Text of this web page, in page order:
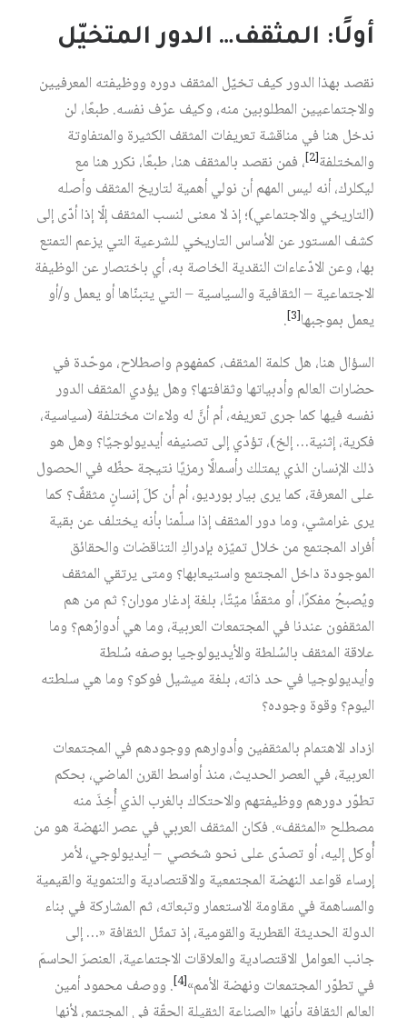
أولًا: المثقف… الدور المتخيّل
نقصد بهذا الدور كيف تخيّل المثقف دوره ووظيفته المعرفيين
والاجتماعيين المطلوبين منه، وكيف عرّف نفسه. طبعًا، لن
ندخل هنا في مناقشة تعريفات المثقف الكثيرة والمتفاوتة
والمختلفة[2] ، فمن نقصد بالمثقف هنا، طبعًا، نكرر هنا مع
ليكلرك، أنه ليس المهم أن نولي أهمية لتاريخ المثقف وأصله
(التاريخي والاجتماعي)؛ إذ لا معنى لنسب المثقف إلّا إذا أدّى إلى
كشف المستور عن الأساس التاريخي للشرعية التي يزعم التمتع
بها، وعن الادّعاءات النقدية الخاصة به، أي باختصار عن الوظيفة
الاجتماعية – الثقافية والسياسية – التي يتبنّاها أو يعمل و/أو
يعمل بموجبها[3]
.
السؤال هنا، هل كلمة المثقف، كمفهوم واصطلاح، موحّدة في
حضارات العالم وأدبياتها وثقافتها؟ وهل يؤدي المثقف الدور
نفسه فيها كما جرى تعريفه، أم أنَّ له ولاءات مختلفة (سياسية،
فكرية، إثنية… إلخ)، تؤدّي إلى تصنيفه أيديولوجيًا؟ وهل هو
ذلك الإنسان الذي يمتلك رأسمالًا رمزيًا نتيجة حظّه في الحصول
على المعرفة، كما يرى بيار بورديو، أم أن كلَ إنسانٍ مثقفٌ؟ كما
يرى غرامشي، وما دور المثقف إذا سلّمنا بأنه يختلف عن بقية
أفراد المجتمع من خلال تميّزه بإدراكِ التناقضات والحقائق
الموجودة داخل المجتمع واستيعابها؟ ومتى يرتقي المثقف
ويُصبحُ مفكرًا، أو مثقفًا ميّتًا، بلغة إدغار موران؟ ثم من هم
المثقفون عندنا في المجتمعات العربية، وما هي أدوارُهم؟ وما
علاقة المثقف بالسُلطة والأيديولوجيا بوصفه سُلطة
وأيديولوجيا في حد ذاته، بلغة ميشيل فوكو؟ وما هي سلطته
اليوم؟ وقوة وجوده؟
‏ازداد الاهتمام بالمثقفين وأدوارهم ووجودهم في المجتمعات
العربية، في العصر الحديث، منذ أواسط القرن الماضي، بحكم
تطوّر دورهم ووظيفتهم والاحتكاك بالغرب الذي أُخِذَ منه
مصطلح «المثقف». فكان المثقف العربي في عصر النهضة هو من
أُوكل إليه، أو تصدّى على نحو شخصي – أيديولوجي، لأمر
إرساء قواعد النهضة المجتمعية والاقتصادية والتنموية والقيمية
والمساهمة في مقاومة الاستعمار وتبعاته، ثم المشاركة في بناء
الدولة الحديثة القطرية والقومية، إذ تمثّل الثقافة «… إلى
جانب العوامل الاقتصادية والعلاقات الاجتماعية، العنصرَ الحاسمَ
في تطوّر المجتمعات ونهضة الأمم»[4] . ووصف محمود أمين